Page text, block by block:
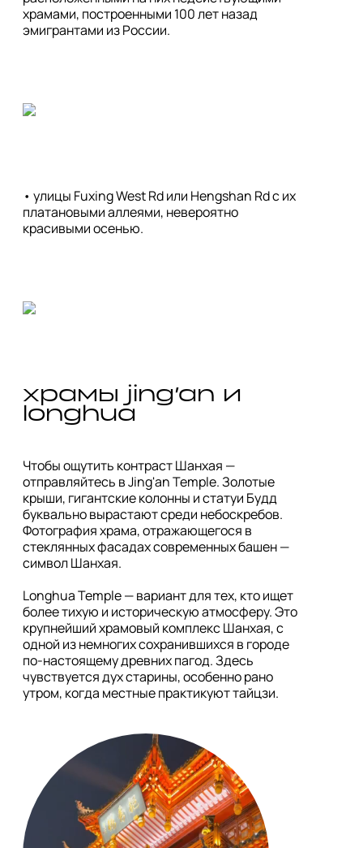
храмами, построенными 100 лет назад
эмигрантами из России.
• улицы Fuxing West Rd или Hengshan Rd с их
платановыми аллеями, невероятно
красивыми осенью.
храмы jing’an и
Чтобы ощутить контраст Шанхая —
отправляйтесь в Jing'an Temple. Золотые
крыши, гигантские колонны и статуи Будд
буквально вырастают среди небоскребов.
Фотография храма, отражающегося в
стеклянных фасадах современных башен —
символ Шанхая.
Longhua Temple — вариант для тех, кто ищет
более тихую и историческую атмосферу. Это
крупнейший храмовый комплекс Шанхая, с
одной из немногих сохранившихся в городе
по-настоящему древних пагод. Здесь
чувствуется дух старины, особенно рано